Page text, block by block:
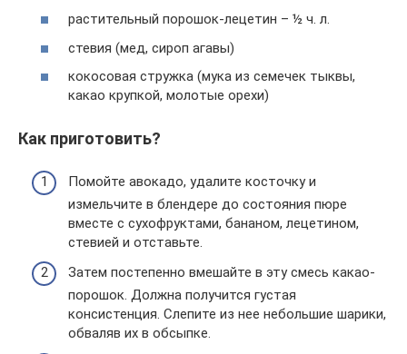
растительный порошок-лецетин – ½ ч. л.
стевия (мед, сироп агавы)
кокосовая стружка (мука из семечек тыквы,
какао крупкой, молотые орехи)
Как приготовить?
Помойте авокадо, удалите косточку и
измельчите в блендере до состояния пюре
вместе с сухофруктами, бананом, лецетином,
стевией и отставьте.
Затем постепенно вмешайте в эту смесь какао-
порошок. Должна получится густая
консистенция. Слепите из нее небольшие шарики,
обваляв их в обсыпке.